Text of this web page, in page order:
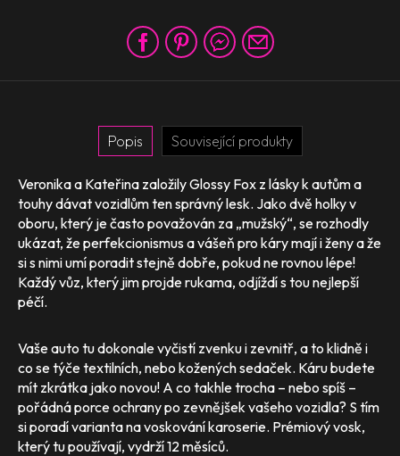
Popis Související produkty
Veronika a Kateřina založily Glossy Fox z lásky k autům a
touhy dávat vozidlům ten správný lesk. Jako dvě holky v
oboru, který je často považován za „mužský“, se rozhodly
ukázat, že perfekcionismus a vášeň pro káry mají i ženy a že
si s nimi umí poradit stejně dobře, pokud ne rovnou lépe!
Každý vůz, který jim projde rukama, odjíždí s tou nejlepší
péčí.
Vaše auto tu dokonale vyčistí zvenku i zevnitř, a to klidně i
co se týče textilních, nebo kožených sedaček. Káru budete
mít zkrátka jako novou! A co takhle trocha – nebo spíš –
pořádná porce ochrany po zevnějšek vašeho vozidla? S tím
si poradí varianta na voskování karoserie. Prémiový vosk,
který tu používají, vydrží 12 měsíců.